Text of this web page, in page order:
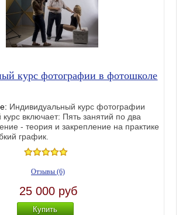
курс фотографии в фотошколе
Индивидуальный курс фотографии
включает: Пять занятий по два
- теория и закрепление на практике
график.
Отзывы (6)
25 000 руб
Купить